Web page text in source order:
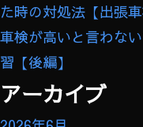
た時の対処法【出張車
車検が高いと言わな
習【後編】
アーカイブ